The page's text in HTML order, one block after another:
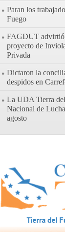
Paran los
Fuego
FAGDUT advirtió
proyecto de
Privada
Dictaron la
despidos en
La UDA Tierra
Nacional de
agosto